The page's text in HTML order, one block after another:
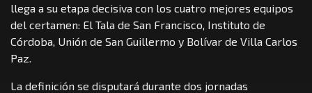
llega a su etapa decisiva con los cuatro mejores equipos
del certamen: El Tala de San Francisco, Instituto de
Córdoba, Unión de San Guillermo y Bolívar de Villa Carlos
Paz.
La definición se disputará durante dos jornadas